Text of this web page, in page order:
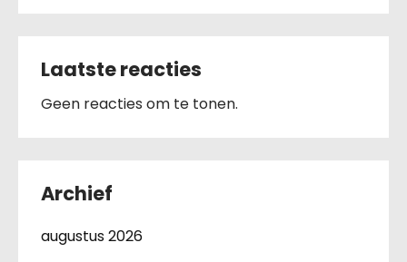
Laatste reacties
Geen reacties om te tonen.
Archief
augustus 2026